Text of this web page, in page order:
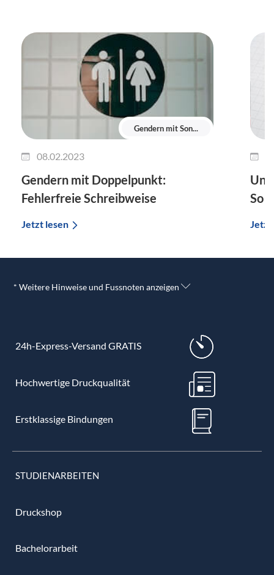
Gendern mit Son...
08.02.2023
Gendern mit Doppelpunkt:
Fehlerfreie Schreibweise
Jetzt lesen
So
Jetzt
* Weitere Hinweise und Fussnoten anzeigen
24h-Express-Versand GRATIS
Hochwertige Druckqualität
Erstklassige Bindungen
STUDIENARBEITEN
Druckshop
Bachelorarbeit